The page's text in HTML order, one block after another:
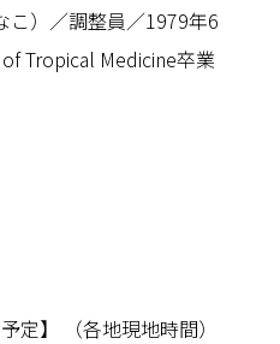
こ）／調整員／1979年6
Tropical Medicine卒業
定】 （各地現地時間）